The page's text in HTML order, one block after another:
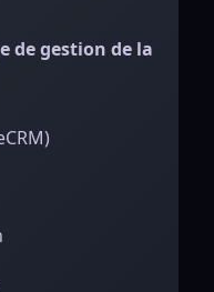
de gestion de la